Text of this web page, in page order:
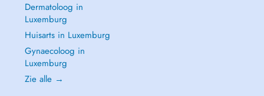
Dermatoloog in
Luxemburg
Huisarts in Luxemburg
Gynaecoloog in
Luxemburg
Zie alle →